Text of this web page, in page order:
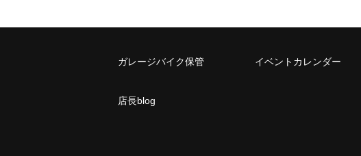
ガレージバイク保管 イベントカレンダー
店長blog